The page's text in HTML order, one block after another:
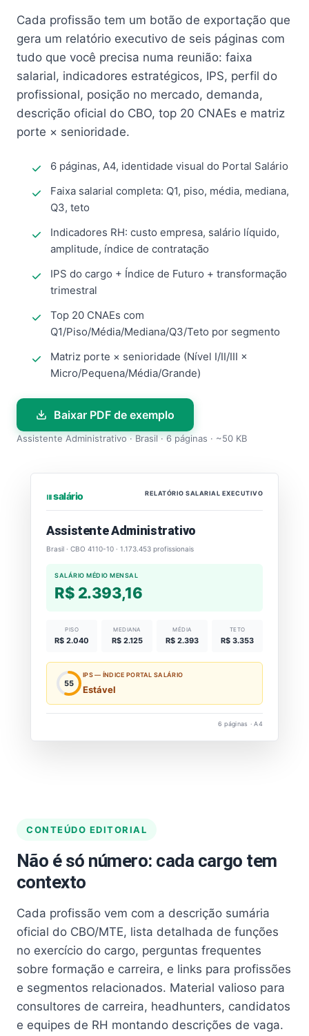
Cada profissão tem um botão de exportação que
gera um relatório executivo de seis páginas com
tudo que você precisa numa reunião: faixa
salarial, indicadores estratégicos, IPS, perfil do
profissional, posição no mercado, demanda,
descrição oficial do CBO, top 20 CNAEs e matriz
porte × senioridade.
6 páginas, A4, identidade visual do Portal Salário
Faixa salarial completa: Q1, piso, média, mediana,
Q3, teto
Indicadores RH: custo empresa, salário líquido,
amplitude, índice de contratação
IPS do cargo + Índice de Futuro + transformação
trimestral
Top 20 CNAEs com
Q1/Piso/Média/Mediana/Q3/Teto por segmento
Matriz porte × senioridade (Nível I/II/III ×
Micro/Pequena/Média/Grande)
Baixar PDF de exemplo
Assistente Administrativo · Brasil · 6 páginas · ~50 KB
⏐⏐⏐ salário RELATÓRIO SALARIAL EXECUTIVO
Assistente Administrativo
Brasil · CBO 4110-10 · 1.173.453 profissionais
SALÁRIO MÉDIO MENSAL
R$ 2.393,16
PISO
R$ 2.040
MEDIANA
R$ 2.125
MÉDIA
R$ 2.393
TETO
R$ 3.353
55
IPS — ÍNDICE PORTAL SALÁRIO
Estável
6 páginas · A4
CONTEÚDO EDITORIAL
Não é só número: cada cargo tem
contexto
Cada profissão vem com a descrição sumária
oficial do CBO/MTE, lista detalhada de funções
no exercício do cargo, perguntas frequentes
sobre formação e carreira, e links para profissões
e segmentos relacionados. Material valioso para
consultores de carreira, headhunters, candidatos
e equipes de RH montando descrições de vaga.